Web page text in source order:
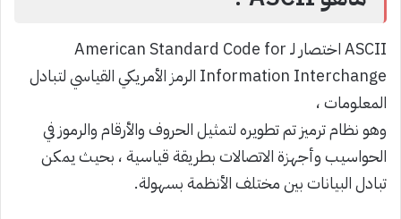
ASCII اختصار لـ American Standard Code for
Information Interchange الرمز الأمريكي القياسي لتبادل
المعلومات ،
وهو نظام ترميز تم تطويره لتمثيل الحروف والأرقام والرموز في
الحواسيب وأجهزة الاتصالات بطريقة قياسية ، بحيث يمكن
تبادل البيانات بين مختلف الأنظمة بسهولة.